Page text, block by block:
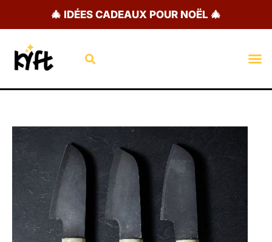
🎄 IDÉES CADEAUX POUR NOËL 🎄
Rechercher